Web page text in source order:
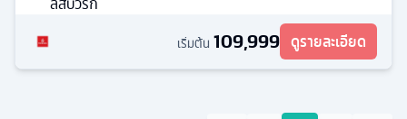
เริ่มต้น 109,999 ดูรายละเอียด